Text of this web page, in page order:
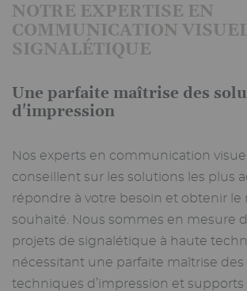
NOTRE EXPERTISE EN
COMMUNICATION
SIGNALÉTIQUE
Une parfaite maîtrise des
d'impression
Nos experts en communication
conseillent sur les solutions les plus
répondre à votre besoin et obtenir le
souhaité. Nous sommes en mesure
projets de signalétique à haute
nécessitant une parfaite maîtrise des
techniques d’impression et